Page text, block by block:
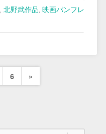
, 北野武作品, 映画パンフレ
6
Next
»